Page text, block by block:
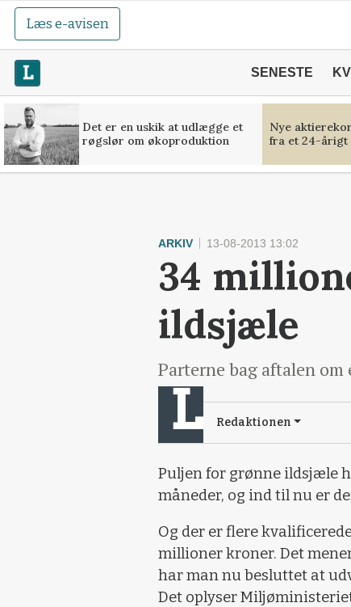
Læs e-avisen
SENESTE
Det er en uskik at udlægge et
røgslør om økoproduktion
Nye
fra et 24-årigt
ARKIV 13-08-2013 13:02
34
ildsjæle
Parterne bag aftalen
Redaktionen
Puljen for grønne ildsjæle
måneder, og ind til nu er
Og der er flere
millioner kroner. Det
har man nu besluttet at
Det oplyser